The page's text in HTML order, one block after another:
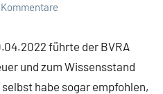
führte der BVRA
und zum Wissensstand
habe sogar empfohlen,